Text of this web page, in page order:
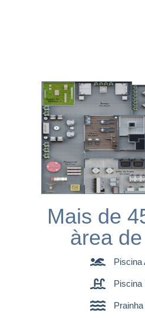
Mais de
àrea
Piscina
Piscina
Prainha